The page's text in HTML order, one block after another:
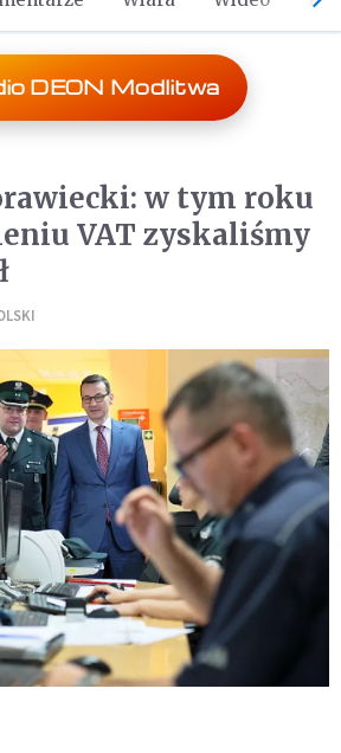
DEON Modlitwa
w tym roku
VAT zyskaliśmy